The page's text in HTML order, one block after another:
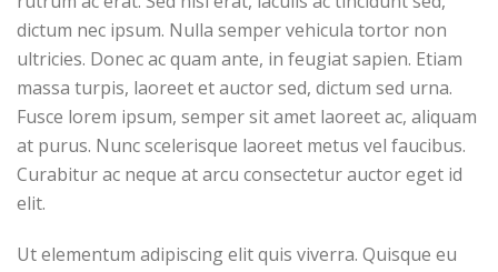
dictum nec ipsum. Nulla semper vehicula tortor non
ultricies. Donec ac quam ante, in feugiat sapien. Etiam
massa turpis, laoreet et auctor sed, dictum sed urna.
Fusce lorem ipsum, semper sit amet laoreet ac, aliquam
at purus. Nunc scelerisque laoreet metus vel faucibus.
Curabitur ac neque at arcu consectetur auctor eget id
elit.
Ut elementum adipiscing elit quis viverra. Quisque eu